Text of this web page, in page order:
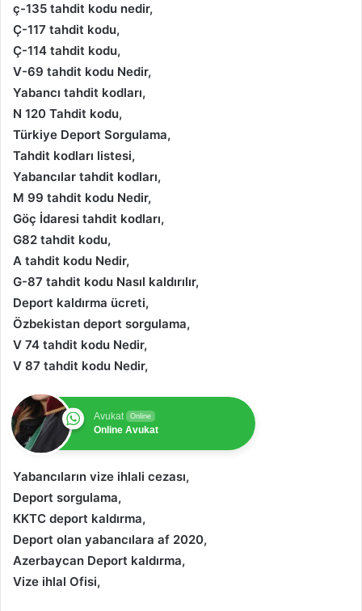
ç-135 tahdit kodu nedir,
Ç-117 tahdit kodu,
Ç-114 tahdit kodu,
V-69 tahdit kodu Nedir,
Yabancı tahdit kodları,
N 120 Tahdit kodu,
Türkiye Deport Sorgulama,
Tahdit kodları listesi,
Yabancılar tahdit kodları,
M 99 tahdit kodu Nedir,
Göç İdaresi tahdit kodları,
G82 tahdit kodu,
A tahdit kodu Nedir,
G-87 tahdit kodu Nasıl kaldırılır,
Deport kaldırma ücreti,
Özbekistan deport sorgulama,
V 74 tahdit kodu Nedir,
V 87 tahdit kodu Nedir,
Avukat Online
Online Avukat
Yabancıların vize ihlali cezası,
Deport sorgulama,
KKTC deport kaldırma,
Deport olan yabancılara af 2020,
Azerbaycan Deport kaldırma,
Vize ihlal Ofisi,